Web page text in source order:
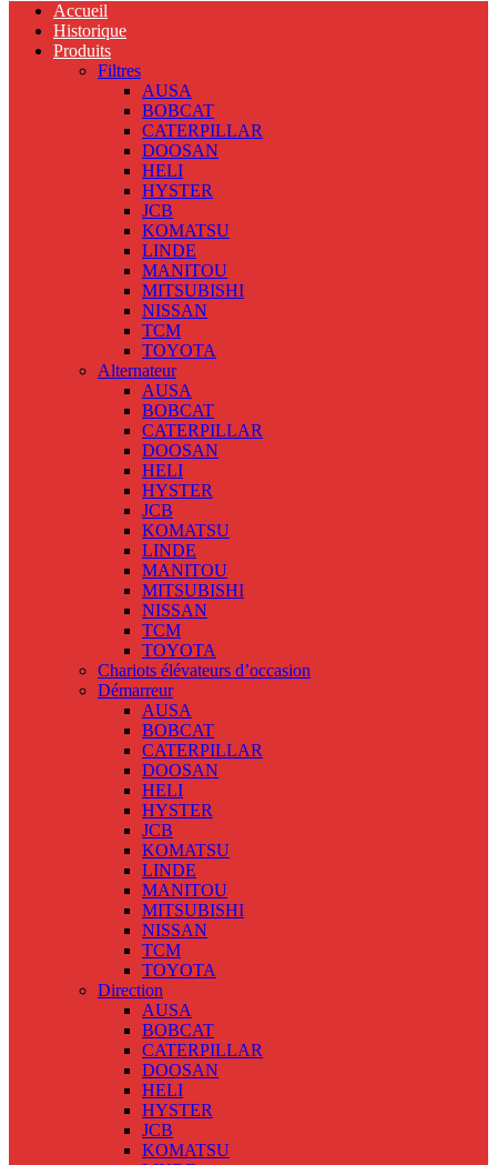
Accueil
Historique
Produits
Filtres
AUSA
BOBCAT
CATERPILLAR
DOOSAN
HELI
HYSTER
JCB
KOMATSU
LINDE
MANITOU
MITSUBISHI
NISSAN
TCM
TOYOTA
Alternateur
AUSA
BOBCAT
CATERPILLAR
DOOSAN
HELI
HYSTER
JCB
KOMATSU
LINDE
MANITOU
MITSUBISHI
NISSAN
TCM
TOYOTA
Chariots élévateurs d’occasion
Démarreur
AUSA
BOBCAT
CATERPILLAR
DOOSAN
HELI
HYSTER
JCB
KOMATSU
LINDE
MANITOU
MITSUBISHI
NISSAN
TCM
TOYOTA
Direction
AUSA
BOBCAT
CATERPILLAR
DOOSAN
HELI
HYSTER
JCB
KOMATSU